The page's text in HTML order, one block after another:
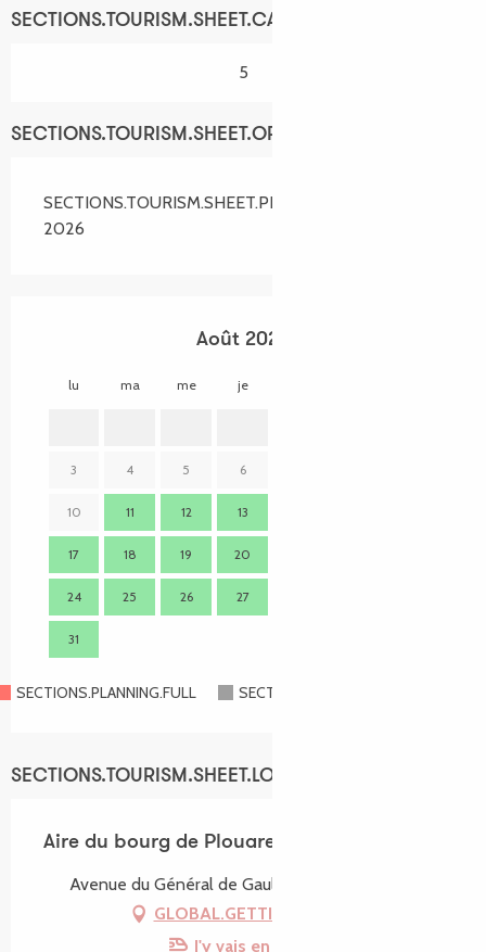
SECTIONS.TOURISM.SHEET.CAPACITY
5
SECTIONS.TOURISM.SHEET.OPENINGS
SECTIONS.TOURISM.SHEET.PERIODS.ALL_YEAR
2026
Août 2026
lu ma me je
3 4 5 6
10 11 12 13
17 18 19 20
24 25 26 27
31
SECTIONS.PLANNING.FULL SECTIONS.PLANNING.CLOSED
SECTIONS.TOURISM.SHEET.LOCATION
Aire du bourg de Plouaret
Avenue du Général de Gaulle, 22420 Plouaret
GLOBAL.GETTING_THERE
J'y vais en train !